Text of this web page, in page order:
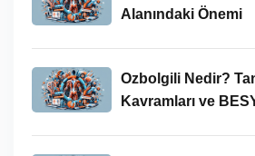
Alanındaki Önemi
Ozbolgili Nedir?
Kavramları ve